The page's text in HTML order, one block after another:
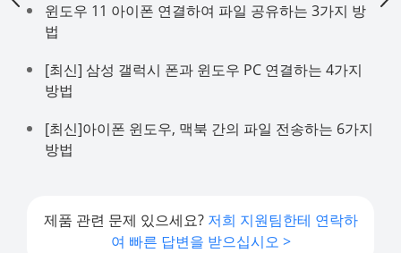
윈도우 11 아이폰 연결하여 파일 공유하는 3가지 방
법
[최신] 삼성 갤럭시 폰과 윈도우 PC 연결하는 4가지
방법
[최신]아이폰 윈도우, 맥북 간의 파일 전송하는 6가지
방법
제품 관련 문제 있으세요? 저희 지원팀한테 연락하
여 빠른 답변을 받으십시오 >